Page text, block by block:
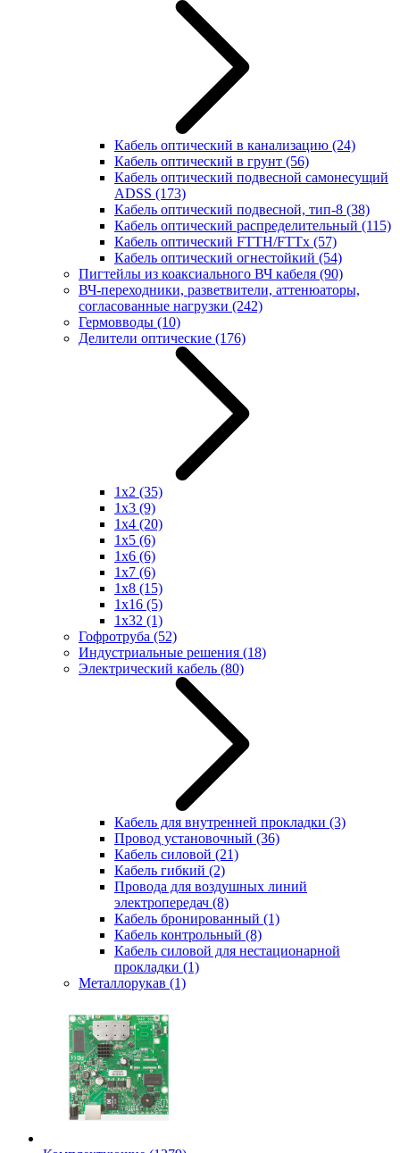
Кабель оптический в канализацию (24)
Кабель оптический в грунт (56)
Кабель оптический подвесной самонесущий
ADSS (173)
Кабель оптический подвесной, тип-8 (38)
Кабель оптический распределительный (115)
Кабель оптический FTTH/FTTx (57)
Кабель оптический огнестойкий (54)
Пигтейлы из коаксиального ВЧ кабеля (90)
ВЧ-переходники, разветвители, аттенюаторы,
согласованные нагрузки (242)
Гермовводы (10)
Делители оптические (176)
1x2 (35)
1x3 (9)
1x4 (20)
1x5 (6)
1x6 (6)
1x7 (6)
1x8 (15)
1x16 (5)
1x32 (1)
Гофротруба (52)
Индустриальные решения (18)
Электрический кабель (80)
Кабель для внутренней прокладки (3)
Провод установочный (36)
Кабель силовой (21)
Кабель гибкий (2)
Провода для воздушных линий
электропередач (8)
Кабель бронированный (1)
Кабель контрольный (8)
Кабель силовой для нестационарной
прокладки (1)
Металлорукав (1)